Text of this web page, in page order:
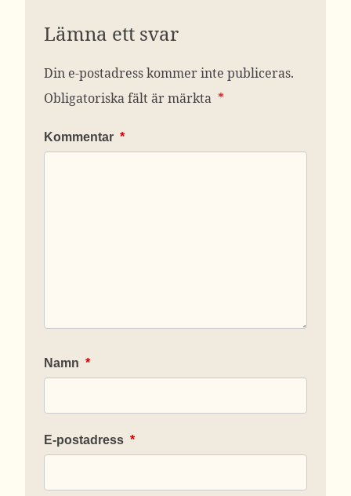
Lämna ett svar
Din e-postadress kommer inte publiceras.
Obligatoriska fält är märkta *
Kommentar *
Namn *
E-postadress *